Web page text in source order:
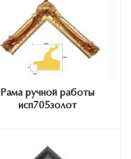
Рама ручной работы
исп705золот